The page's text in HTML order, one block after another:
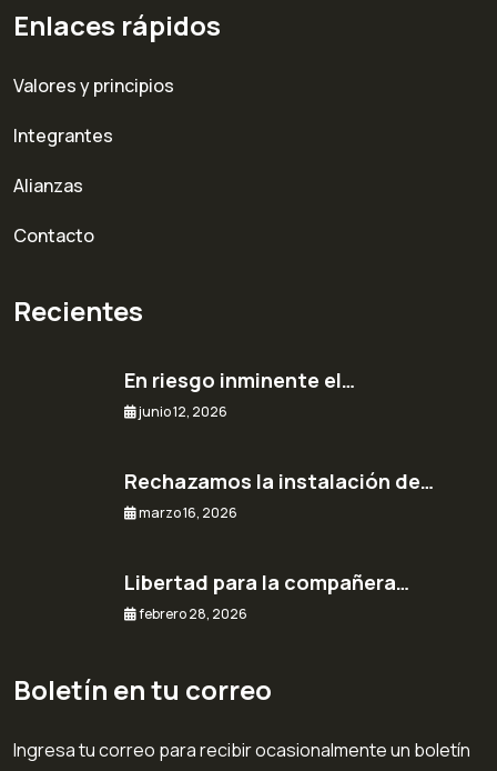
Enlaces rápidos
Valores y principios
Integrantes
Alianzas
Contacto
Recientes
En riesgo inminente el…
junio 12, 2026
Rechazamos la instalación de…
marzo 16, 2026
Libertad para la compañera…
febrero 28, 2026
Boletín en tu correo
Ingresa tu correo para recibir ocasionalmente un boletín